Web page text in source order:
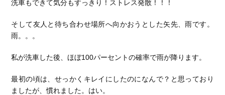
洗車もできて気分もすっきり！ストレス発散！！！
そして友人と待ち合わせ場所へ向かおうとした矢先、雨です。
雨。。。
私が洗車した後、ほぼ100パーセントの確率で雨が降ります。
最初の頃は、せっかくキレイにしたのになんで？と思っており
ましたが、慣れました。はい。